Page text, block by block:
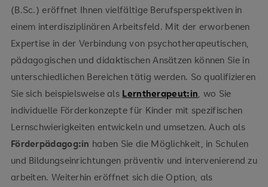
(B.Sc.) eröffnet Ihnen vielfältige Berufsperspektiven in
einem interdisziplinären Arbeitsfeld. Mit der erworbenen
Expertise in der Verbindung von psychotherapeutischen,
pädagogischen und didaktischen Ansätzen können Sie in
unterschiedlichen Bereichen tätig werden. So qualifizieren
Sie sich beispielsweise als Lerntherapeut:in, wo Sie
individuelle Förderkonzepte für Kinder mit spezifischen
Lernschwierigkeiten entwickeln und umsetzen. Auch als
Förderpädagog:in haben Sie die Möglichkeit, in Schulen
und Bildungseinrichtungen präventiv und intervenierend zu
arbeiten. Weiterhin eröffnet sich die Option, als